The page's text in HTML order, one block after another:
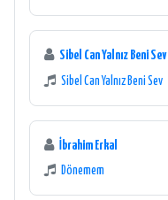
Sibel Can Yalnız Beni Sev
Sibel Can Yalnız Beni Sev
İbrahim Erkal
Dönemem